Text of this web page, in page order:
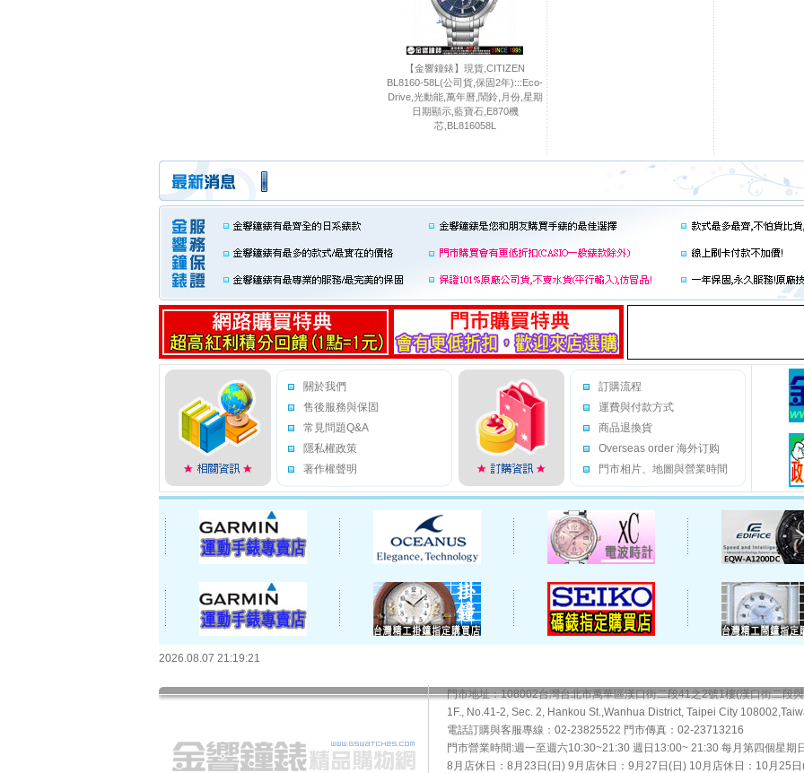
【金響鐘錶】現貨,CITIZEN
BL8160-58L(公司貨,保固2年):::Eco-
Drive,光動能,萬年曆,鬧鈴,月份,星期
日期顯示,藍寶石,E870機
芯,BL816058L
關於我們
售後服務與保固
常見問題Q&A
隱私權政策
著作權聲明
訂購流程
運費與付款方式
商品退換貨
Overseas order 海外订购
門市相片、地圖與營業時間
2026.08.07 21:19:21
門市地址：108002台灣台北市萬華區漢口街二段41之2號1樓(漢口街二段
1F., No.41-2, Sec. 2, Hankou St.,Wanhua District, Taipei City
電話訂購與客服專線：02-23825522 門市傳真：02-23713216
門市營業時間:週一至週六10:30~21:30 週日13:00~ 21:30 每月第四個星期
8月店休日：8月23日(日) 9月店休日：9月27日(日) 10月店休日：10月25